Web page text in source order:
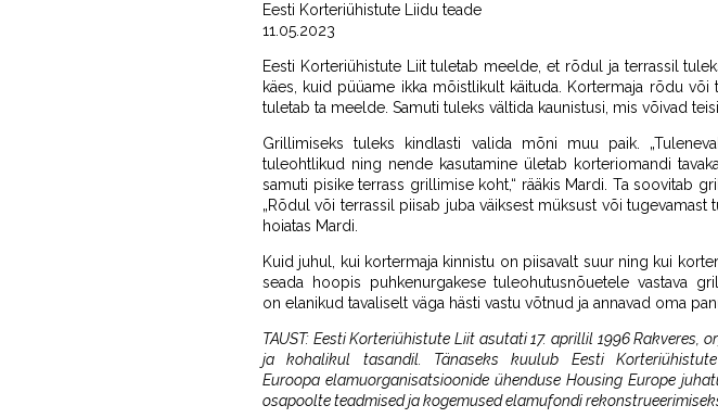
Eesti Korteriühistute Liidu teade
11.05.2023
Eesti Korteriühistute Liit tuletab meelde, et rõdul ja terrassil
käes, kuid püüame ikka mõistlikult käituda. Kortermaja rõdu
tuletab ta meelde. Samuti tuleks vältida kaunistusi, mis võivad
Grillimiseks tuleks kindlasti valida mõni muu paik.
tuleohtlikud ning nende kasutamine ületab korteriomandi
samuti pisike terrass grillimise koht,“ rääkis Mardi. Ta soovitab
„Rõdul või terrassil piisab juba väiksest müksust või
hoiatas Mardi.
Kuid juhul, kui kortermaja kinnistu on piisavalt suur ning kui
seada hoopis puhkenurgakese tuleohutusnõuetele vastava
on elanikud tavaliselt väga hästi vastu võtnud ja annavad oma
TAUST: Eesti Korteriühistute Liit asutati 17. aprillil 1996
ja kohalikul tasandil. Tänaseks kuulub Eesti
Euroopa elamuorganisatsioonide ühenduse Housing Europe
osapoolte teadmised ja kogemused elamufondi